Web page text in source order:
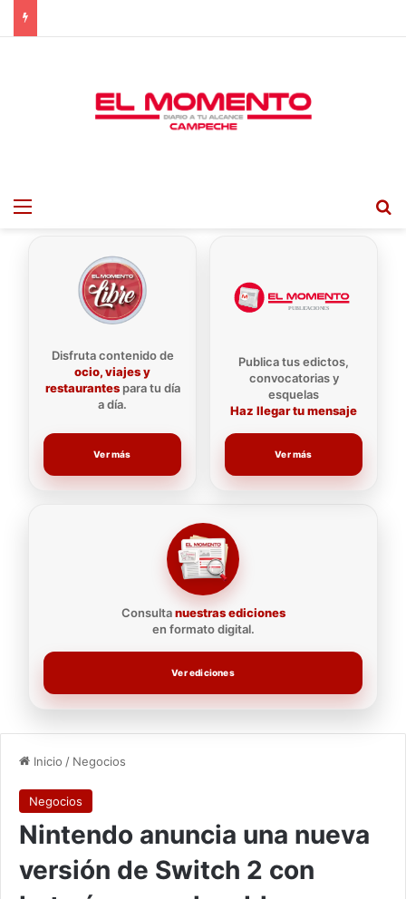
Menu
Disfruta contenido de
ocio, viajes y
restaurantespara tu día
a día.
Ver más
Consultanuestras ediciones
en formato digital.
Ver ediciones
Publica tus edictos,
convocatorias y
esquelas
Haz llegar tu mensaje
Ver más
Inicio / Negocios
Negocios
Nintendo anuncia una nueva
versión de Switch 2 con